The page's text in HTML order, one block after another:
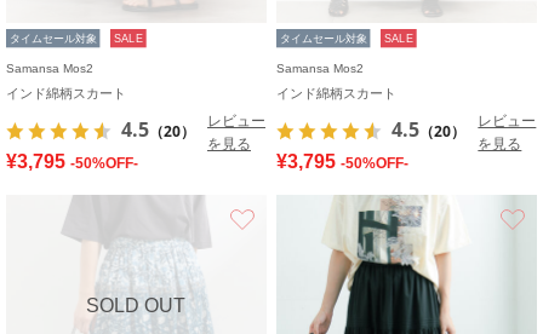
タイムセール対象 SALE
Samansa Mos2
インド綿柄スカート
4.5 （20）
レビュー
を見る
¥3,795 -50%OFF-
タイムセール対象 SALE
Samansa Mos2
インド綿柄スカート
4.5 （20）
レビュー
を見る
¥3,795 -50%OFF-
SOLD OUT
お気に入り